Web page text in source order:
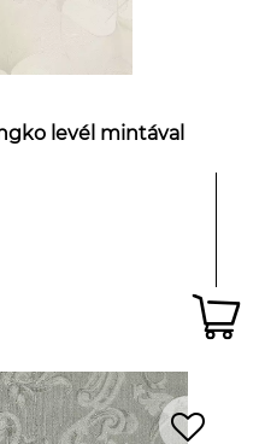
levél mintával